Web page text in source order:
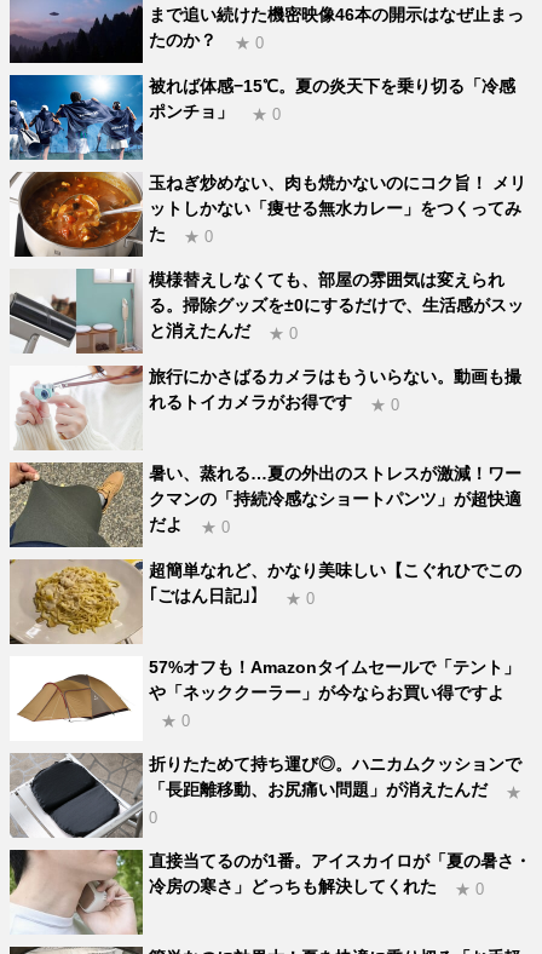
まで追い続けた機密映像46本の開示はなぜ止まっ
たのか？
★ 0
被れば体感−15℃。夏の炎天下を乗り切る「冷感
ポンチョ」
★ 0
玉ねぎ炒めない、肉も焼かないのにコク旨！ メリ
ットしかない「痩せる無水カレー」をつくってみ
た
★ 0
模様替えしなくても、部屋の雰囲気は変えられ
る。掃除グッズを±0にするだけで、生活感がスッ
と消えたんだ
★ 0
旅行にかさばるカメラはもういらない。動画も撮
れるトイカメラがお得です
★ 0
暑い、蒸れる…夏の外出のストレスが激減！ワー
クマンの「持続冷感なショートパンツ」が超快適
だよ
★ 0
超簡単なれど、かなり美味しい【こぐれひでこの
｢ごはん日記｣】
★ 0
57%オフも！Amazonタイムセールで「テント」
や「ネッククーラー」が今ならお買い得ですよ
★ 0
折りたためて持ち運び◎。ハニカムクッションで
「長距離移動、お尻痛い問題」が消えたんだ
★
0
直接当てるのが1番。アイスカイロが「夏の暑さ・
冷房の寒さ」どっちも解決してくれた
★ 0